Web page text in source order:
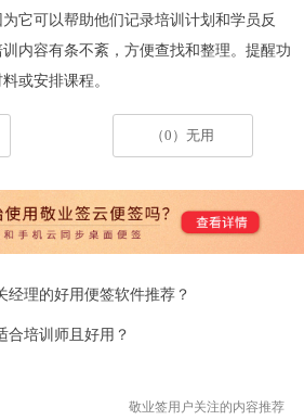
它可以帮助他们记录培训计划和学员反
内容有条不紊，方便查找和整理。提醒功
或安排课程。
（0）无用
经理的好用便签软件推荐？
合培训师且好用？
敬业签用户关注的内容推荐